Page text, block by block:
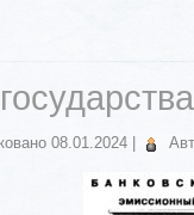
08.01.2024